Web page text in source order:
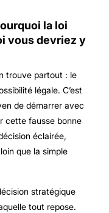
la loi
vous devriez y
trouve partout : le
légale. C’est
de démarrer avec
cette fausse bonne
éclairée,
que la simple
stratégique
tout repose.